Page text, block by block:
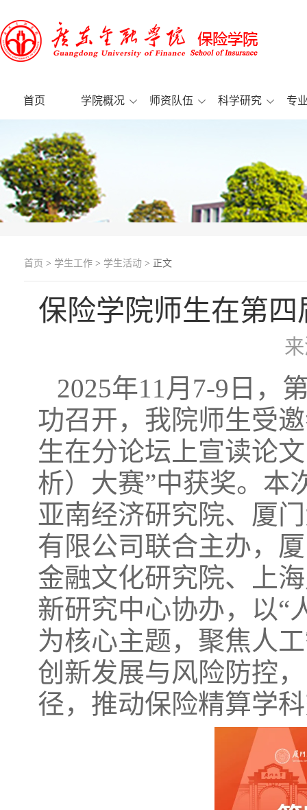
首页 学院概况 师资队伍 科学研究 专
首页 > 学生工作 > 学生活动 > 正文
保险学院师生在第
2025年11月7-9日，
功召开，我院师生受
生在分论坛上宣读论
析）大赛”中获奖。本
亚南经济研究院、厦
有限公司联合主办，
金融文化研究院、上
新研究中心协办，以“
为核心主题，聚焦人
创新发展与风险防控
径，推动保险精算学